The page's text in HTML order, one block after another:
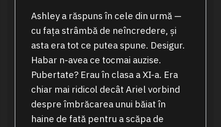
Ashley a răspuns în cele din urmă —
cu fața strâmbă de neîncredere, și
asta era tot ce putea spune. Desigur.
Habar n-avea ce tocmai auzise.
Pubertate? Erau în clasa a XI-a. Era
chiar mai ridicol decât Ariel vorbind
despre îmbrăcarea unui băiat în
haine de fată pentru a scăpa de